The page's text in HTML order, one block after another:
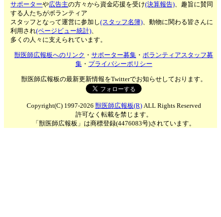
サポーターや広告主の方々から資金応援を受け(決算報告)、趣旨に賛同
する人たちがボランティア
スタッフとなって運営に参加し(スタッフ名簿)、動物に関わる皆さんに
利用され(ページビュー統計)、
多くの人々に支えられています。
獣医師広報板へのリンク ・サポーター募集 ・ボランティアスタッフ募
集・ プライバシーポリシー
獣医師広報板の最新更新情報をTwitterでお知らせしております。
Copyright(C) 1997-2026 獣医師広報板(R)ALL Rights Reserved
許可なく転載を禁じます。
「獣医師広報板」は商標登録(4476083号)されています。